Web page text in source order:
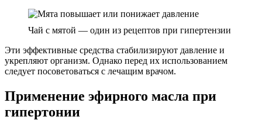
Чай с мятой — один из рецептов при гипертензии
Эти эффективные средства стабилизируют давление и
укрепляют организм. Однако перед их использованием
следует посоветоваться с лечащим врачом.
Применение эфирного масла при
гипертонии